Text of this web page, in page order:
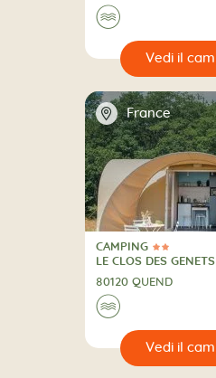
🌊
📍 France
2 Stelle
CAMPING
CAMPING
LE CLOS DES GENETS
80120 QUEND
🌊